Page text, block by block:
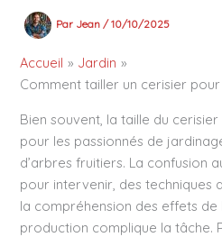
Par Jean/10/10/2025
Accueil
Jardin
Comment tailler un cerisier
Bien souvent, la taille du
pour les passionnés de
d’arbres fruitiers. La confusion
pour intervenir, des techniques
la compréhension des effets de
production complique la tâche.